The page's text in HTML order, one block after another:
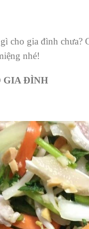
cho gia đình
nhé!
GIA ĐÌNH